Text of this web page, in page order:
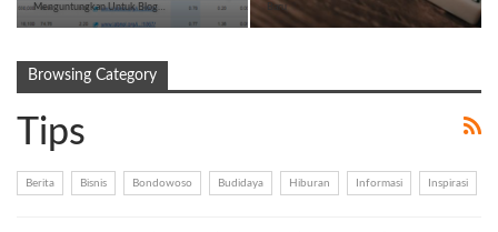
Menguntungkan Untuk Blog…
Baru
Browsing Category
Tips
Berita Bisnis Bondowoso Budidaya Hiburan Informasi Inspirasi